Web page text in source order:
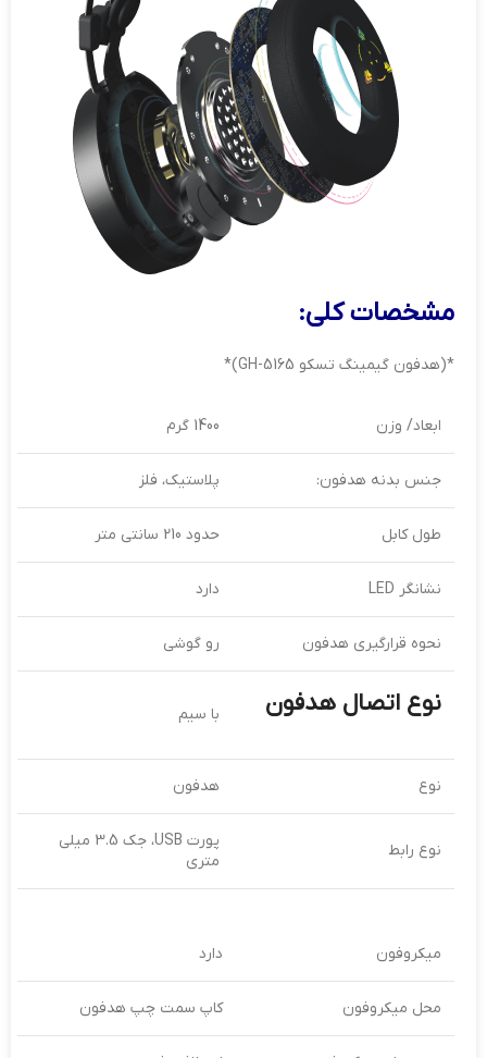
مشخصات کلی:
*(هدفون گیمینگ تسکو GH-5165)*
ابعاد/ وزن 1400 گرم
جنس بدنه هدفون: پلاستیک، فلز
طول کابل حدود 210 سانتی متر
نشانگر LED دارد
نحوه قرارگیری هدفون رو گوشی
نوع اتصال هدفون با سیم
نوع هدفون
نوع رابط
پورت USB، جک 3.5 میلی
متری
میکروفون دارد
محل میکروفون کاپ سمت چپ هدفون